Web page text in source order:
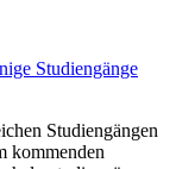
Studiengänge
Studiengängen
kommenden